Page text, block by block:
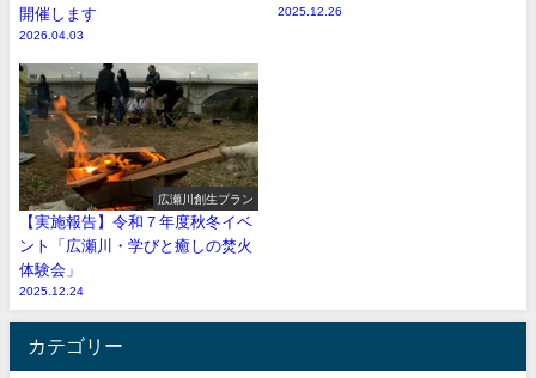
開催します
2026.04.03
2025.12.26
広瀬川創生プラン
【実施報告】令和７年度秋冬イベ
ント「広瀬川・学びと癒しの焚火
体験会」
2025.12.24
カテゴリー